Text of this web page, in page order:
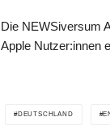
Die NEWSiversum
Apple Nutzer:innen
DEUTSCHLAND